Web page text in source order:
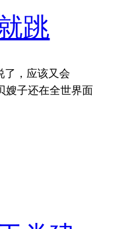
跳
了，应该又会
嫂子还在全世界面